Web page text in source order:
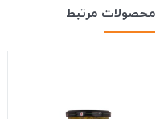
محصولات مرتبط